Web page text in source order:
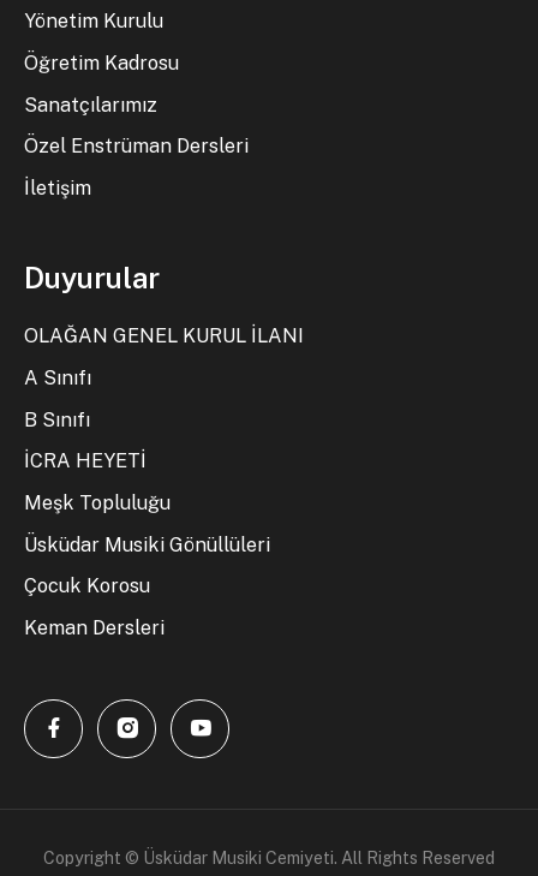
Yönetim Kurulu
Öğretim Kadrosu
Sanatçılarımız
Özel Enstrüman Dersleri
İletişim
Duyurular
OLAĞAN GENEL KURUL İLANI
A Sınıfı
B Sınıfı
İCRA HEYETİ
Meşk Topluluğu
Üsküdar Musiki Gönüllüleri
Çocuk Korosu
Keman Dersleri
Copyright © Üsküdar Musiki Cemiyeti. All Rights Reserved